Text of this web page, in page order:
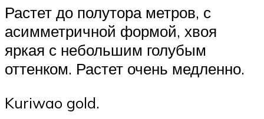
Растет до полутора метров, с
асимметричной формой, хвоя
яркая с небольшим голубым
оттенком. Растет очень медленно.
Kuriwao gold.